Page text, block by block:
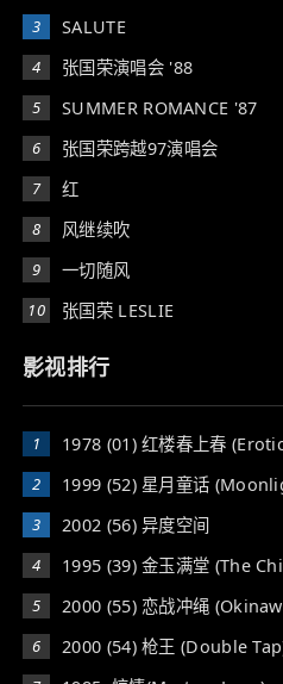
3
SALUTE
4
张国荣演唱会 '88
5
SUMMER ROMANCE '87
6
张国荣跨越97演唱会
7
红
8
风继续吹
9
一切随风
10
张国荣 LESLIE
影视排行
1 1978 (01) 红楼春上春 (Erotic
2
1999 (52) 星月童话
3
2002 (56) 异度空间
4
1995 (39) 金玉满堂 (The
5
2000 (55) 恋战冲绳
6
2000 (54) 枪王 (Double